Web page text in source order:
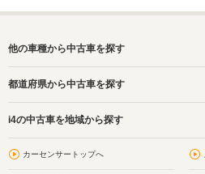
他の車種から中古車を探す
都道府県から中古車を探す
i4の中古車を地域から探す
カーセンサートップへ